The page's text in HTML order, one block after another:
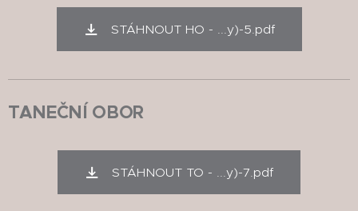
STÁHNOUT HO - ...y)-5.pdf
TANEČNÍ OBOR
STÁHNOUT TO - ...y)-7.pdf